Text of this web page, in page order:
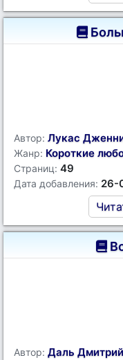
Автор: Лукас
Жанр: Короткие
Страниц: 49
Дата добавления: 26-
Автор: Даль Дмитрий